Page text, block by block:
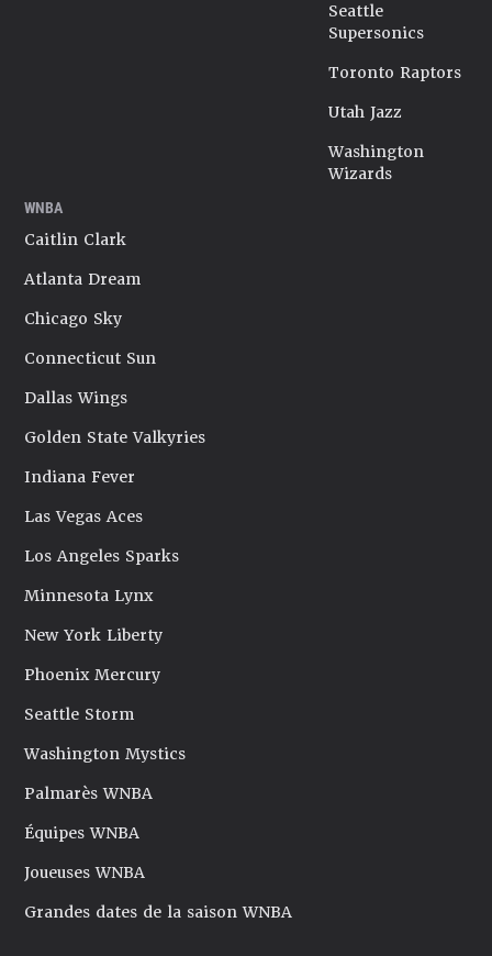
Seattle
Supersonics
Toronto Raptors
Utah Jazz
Washington
Wizards
WNBA
Caitlin Clark
Atlanta Dream
Chicago Sky
Connecticut Sun
Dallas Wings
Golden State Valkyries
Indiana Fever
Las Vegas Aces
Los Angeles Sparks
Minnesota Lynx
New York Liberty
Phoenix Mercury
Seattle Storm
Washington Mystics
Palmarès WNBA
Équipes WNBA
Joueuses WNBA
Grandes dates de la saison WNBA